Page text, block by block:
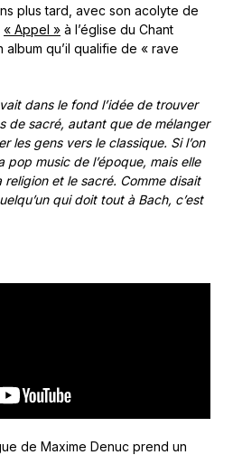
plus tard, avec son acolyte de
« Appel » à l’église du Chant
album qu’il qualifie de « rave
dans le fond l’idée de trouver
de sacré, autant que de mélanger
les gens vers le classique. Si l’on
pop music de l’époque, mais elle
religion et le sacré. Comme disait
qui doit tout à Bach, c’est
de Maxime Denuc prend un